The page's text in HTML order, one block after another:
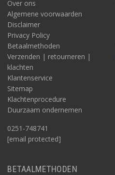
Over ons
Algemene voorwaarden
Disclaimer
Privacy Policy
Betaalmethoden
Verzenden | retourneren |
klachten
Klantenservice
Sitemap
Klachtenprocedure
Duurzaam ondernemen
0251-748741
[email protected]
BETAALMETHODEN